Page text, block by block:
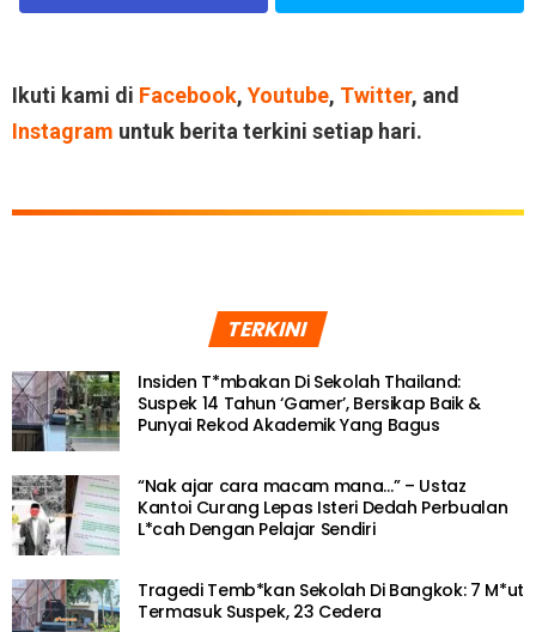
Ikuti kami di Facebook, Youtube, Twitter, and
Instagram untuk berita terkini setiap hari.
TERKINI
Insiden T*mbakan Di Sekolah Thailand:
Suspek 14 Tahun ‘Gamer’, Bersikap Baik &
Punyai Rekod Akademik Yang Bagus
“Nak ajar cara macam mana…” – Ustaz
Kantoi Curang Lepas Isteri Dedah Perbualan
L*cah Dengan Pelajar Sendiri
Tragedi Temb*kan Sekolah Di Bangkok: 7 M*ut
Termasuk Suspek, 23 Cedera